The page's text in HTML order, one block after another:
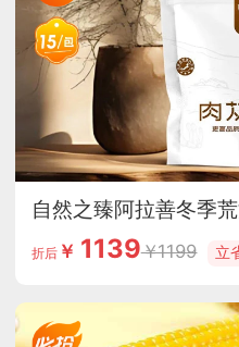
自然之臻阿拉善冬季
惠组
折后￥ 1139 1199 立